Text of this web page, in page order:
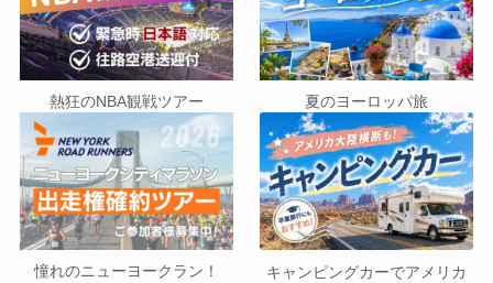
熱狂のNBA観戦ツアー 夏のヨーロッパ旅
憧れのニューヨークラン！
キャンピングカーでアメリカ